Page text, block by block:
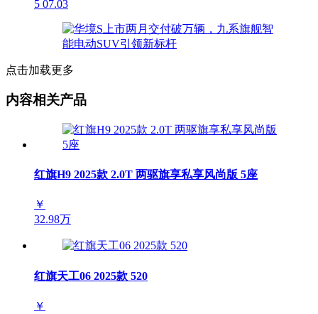
5 07.03
点击加载更多
内容相关产品
红旗H9 2025款 2.0T 两驱旗享私享风尚版 5座
￥
32.98万
红旗天工06 2025款 520
￥